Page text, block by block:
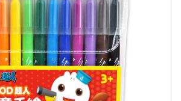
，輕鬆實現財富自由!
會員火熱招募中~
！點我查看『海外購物流程說明』